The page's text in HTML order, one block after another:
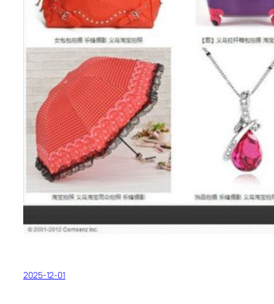
2025-12-01